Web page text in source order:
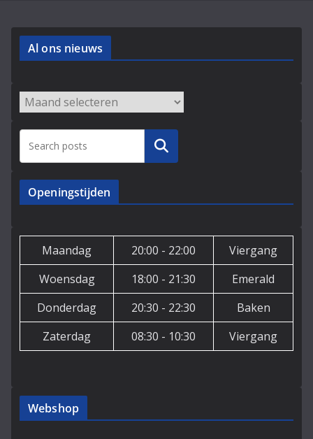
Al ons nieuws
Archieven
Zoeken
Openingstijden
Maandag 20:00 - 22:00
Viergang
Woensdag
18:00 - 21:30
Emerald
Donderdag
20:30 - 22:30
Baken
Zaterdag
08:30 - 10:30 Viergang
Webshop